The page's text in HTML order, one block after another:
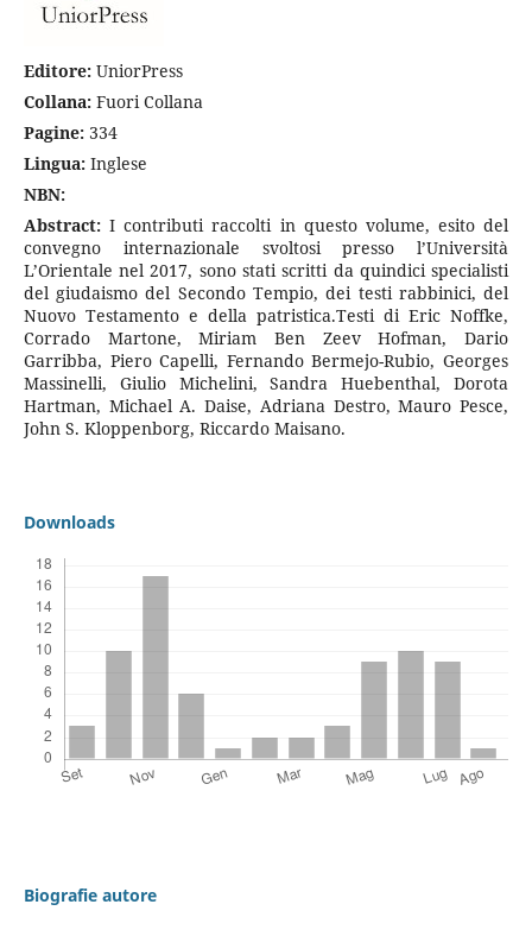
Editore:UniorPress
Collana:Fuori Collana
Pagine:334
Lingua:Inglese
NBN:
Abstract:I contributi raccolti in questo volume, esito del
convegno internazionale svoltosi presso l’Università
L’Orientale nel 2017, sono stati scritti da quindici specialisti
del giudaismo del Secondo Tempio, dei testi rabbinici, del
Nuovo Testamento e della patristica.Testi di Eric Noffke,
Corrado Martone, Miriam Ben Zeev Hofman, Dario
Garribba, Piero Capelli, Fernando Bermejo-Rubio, Georges
Massinelli, Giulio Michelini, Sandra Huebenthal, Dorota
Hartman, Michael A. Daise, Adriana Destro, Mauro Pesce,
John S. Kloppenborg, Riccardo Maisano.
Downloads
Biografie autore